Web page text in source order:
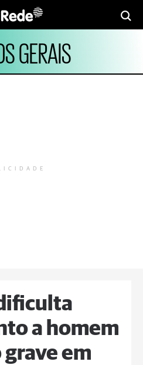
GERAIS
a homem
em